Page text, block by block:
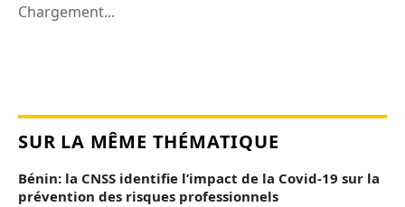
Chargement...
SUR LA MÊME THÉMATIQUE
Bénin: la CNSS identifie l’impact de la Covid-19 sur la
prévention des risques professionnels